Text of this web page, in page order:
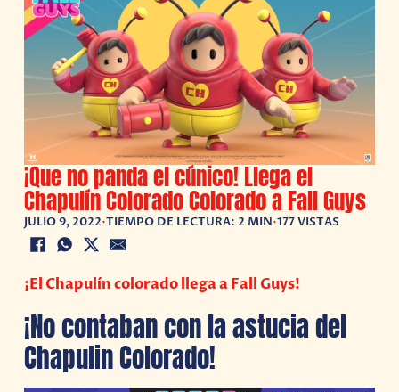
¡Que no panda el cúnico! Llega el
Chapulín Colorado Colorado a Fall Guys
JULIO 9, 2022•TIEMPO DE LECTURA: 2 MIN•177 VISTAS
¡El Chapulín colorado llega a Fall Guys!
¡No contaban con la astucia del
Chapulin Colorado!